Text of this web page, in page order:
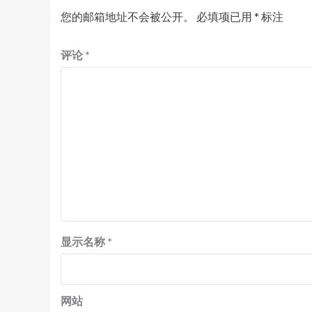
您的邮箱地址不会被公开。 必填项已用 * 标注
评论 *
显示名称 *
网站